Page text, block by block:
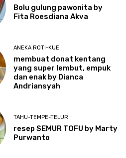
Bolu gulung pawonita by
Fita Roesdiana Akva
ANEKA ROTI-KUE
membuat donat kentang
yang super lembut, empuk
dan enak by Dianca
Andriansyah
TAHU-TEMPE-TELUR
resep SEMUR TOFU by Marty
Purwanto